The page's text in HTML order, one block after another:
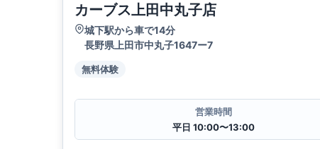
カーブス上田中丸子店
城下駅から車で14分
長野県上田市中丸子1647ー7
無料体験
営業時間
平日 10:00〜13:00